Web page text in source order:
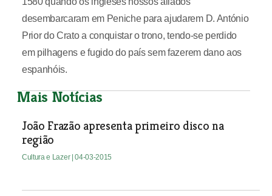
desembarcaram em Peniche para ajudarem D. António
Prior do Crato a conquistar o trono, tendo-se perdido
em pilhagens e fugido do país sem fazerem dano aos
espanhóis.
Mais Notícias
João Frazão apresenta primeiro disco na
região
Cultura e Lazer | 04-03-2015